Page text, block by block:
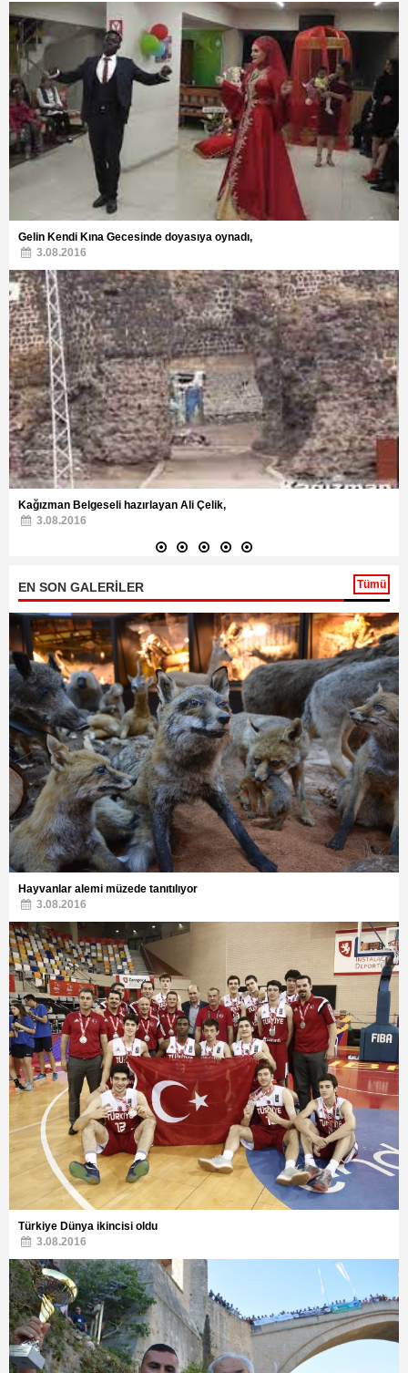
Gelin Kendi Kına Gecesinde doyasıya oynadı,
3.08.2016
Kağızman Belgeseli hazırlayan Ali Çelik,
3.08.2016
EN SON GALERİLER Tümü
Hayvanlar alemi müzede tanıtılıyor
3.08.2016
Türkiye Dünya ikincisi oldu
3.08.2016